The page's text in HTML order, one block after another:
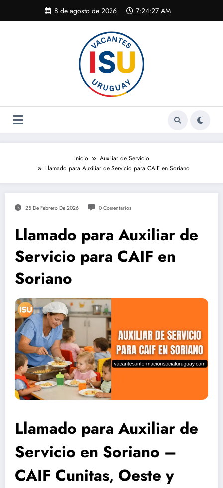
contenido
8 de agosto de 2026 7:24:27 AM
Inicio
Auxiliar de Servicio
Llamado para Auxiliar de Servicio para CAIF en Soriano
25 De Febrero De 2026 0 Comentarios
Llamado para Auxiliar de
Servicio para CAIF en
Soriano
Llamado para Auxiliar de
Servicio en Soriano –
CAIF Cunitas, Oeste y